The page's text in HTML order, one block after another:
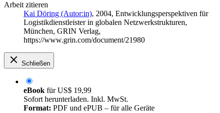
Arbeit zitieren
Kai Döring (Autor:in), 2004, Entwicklungsperspektiven für
Logistikdienstleister in globalen Netzwerkstrukturen,
München, GRIN Verlag,
https://www.grin.com/document/21980
Schließen
eBook fürUS$ 19,99
Sofort herunterladen. Inkl. MwSt.
Format: PDF und ePUB – für alle Geräte